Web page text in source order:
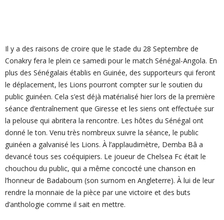
Il y a des raisons de croire que le stade du 28 Septembre de
Conakry fera le plein ce samedi pour le match Sénégal-Angola. En
plus des Sénégalais établis en Guinée, des supporteurs qui feront
le déplacement, les Lions pourront compter sur le soutien du
public guinéen. Cela s’est déjà matérialisé hier lors de la première
séance d’entraînement que Giresse et les siens ont effectuée sur
la pelouse qui abritera la rencontre. Les hôtes du Sénégal ont
donné le ton. Venu très nombreux suivre la séance, le public
guinéen a galvanisé les Lions. À l’applaudimètre, Demba Bâ a
devancé tous ses coéquipiers. Le joueur de Chelsea Fc était le
chouchou du public, qui a même concocté une chanson en
l’honneur de Badaboum (son surnom en Angleterre). À lui de leur
rendre la monnaie de la pièce par une victoire et des buts
d’anthologie comme il sait en mettre.